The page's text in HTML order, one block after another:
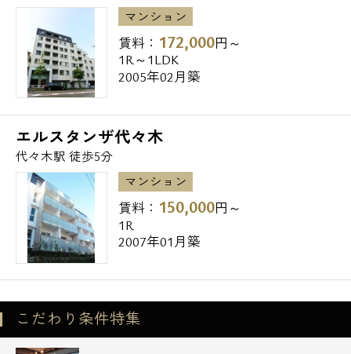
マンション
賃料： 172,000円～
1R～1LDK
2005年02月築
エルスタンザ代々木
代々木駅 徒歩5分
マンション
賃料： 150,000円～
1R
2007年01月築
こだわり条件特集